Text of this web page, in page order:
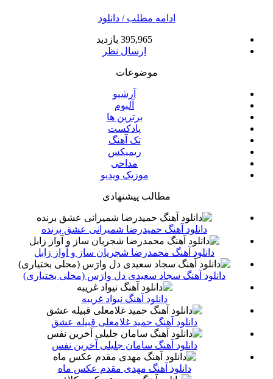
ادامه مطلب / دانلود
395,965 بازدید
ارسال نظر
موضوعات
آرشیو
آلبوم
برترین ها
پادکست
تک آهنگ
ریمیکس
مداحی
موزیک ویدیو
مطالب پیشنهادی
دانلود آهنگ حمیدرضا شمیرانی عشق برنده
دانلود آهنگ محمدرضا شجریان ساز و آواز زابل
دانلود آهنگ سجاد سعیدی دل وارَس (محلی بختیاری)
دانلود آهنگ نیواد غریبه
دانلود آهنگ حمید غلامعلی قبیله عشق
دانلود آهنگ سامان جلیلی آخرین نفس
دانلود آهنگ مهدی مقدم عکس ماه